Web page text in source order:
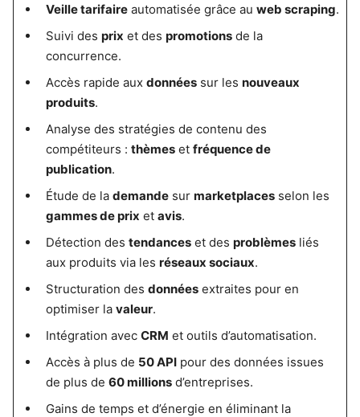
Veille tarifaireautomatisée grâce au web scraping.
Suivi des prix et des promotionsde la
concurrence.
Accès rapide aux donnéessur les nouveaux
produits.
Analyse des stratégies de contenu des
compétiteurs : thèmeset fréquence de
publication.
Étude de la demandesur marketplacesselon les
gammes de prix et avis.
Détection des tendanceset des problèmesliés
aux produits via les réseaux sociaux.
Structuration des donnéesextraites pour en
optimiser la valeur.
Intégration avec CRM et outils d’automatisation.
Accès à plus de 50 APIpour des données issues
de plus de 60 millionsd’entreprises.
Gains de temps et d’énergie en éliminant la